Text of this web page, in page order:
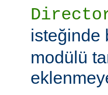
isteğinde
modülü